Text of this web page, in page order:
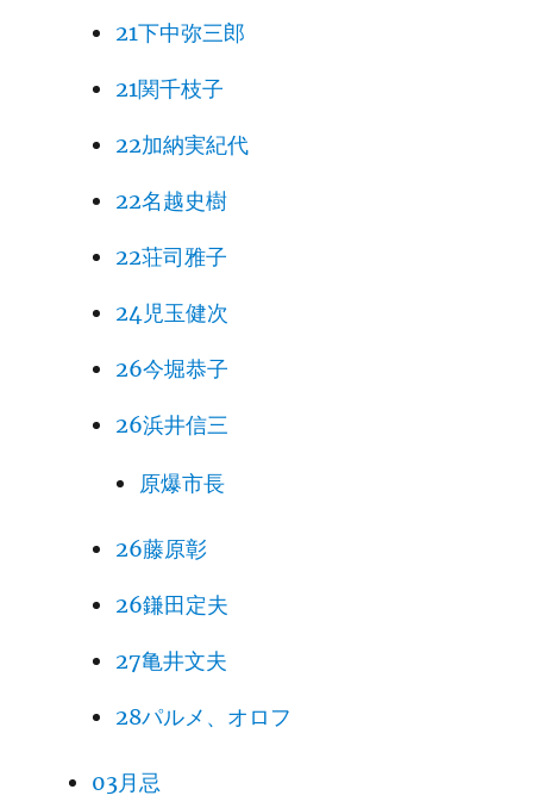
21下中弥三郎
21関千枝子
22加納実紀代
22名越史樹
22荘司雅子
24児玉健次
26今堀恭子
26浜井信三
原爆市長
26藤原彰
26鎌田定夫
27亀井文夫
28パルメ、オロフ
03月忌